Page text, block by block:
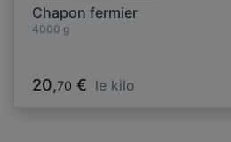
Chapon fermier
4000 g
20,70 € le kilo